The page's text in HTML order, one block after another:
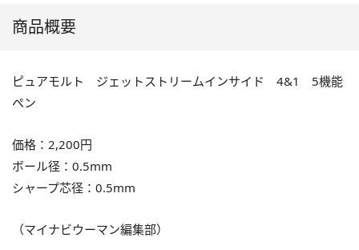
商品概要
ピュアモルト ジェットストリームインサイド 4&1 5機能
ペン
価格：2,200円
ボール径：0.5mm
シャープ芯径：0.5mm
（マイナビウーマン編集部）